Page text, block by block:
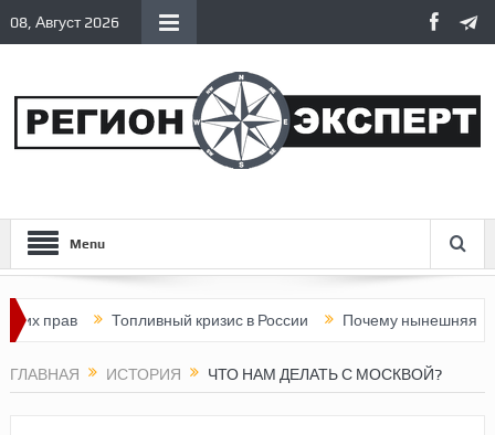
08, Август 2026
Menu
Топливный кризис в России Почему нынешняя Россия
ГЛАВНАЯ ИСТОРИЯ ЧТО НАМ ДЕЛАТЬ С МОСКВОЙ?